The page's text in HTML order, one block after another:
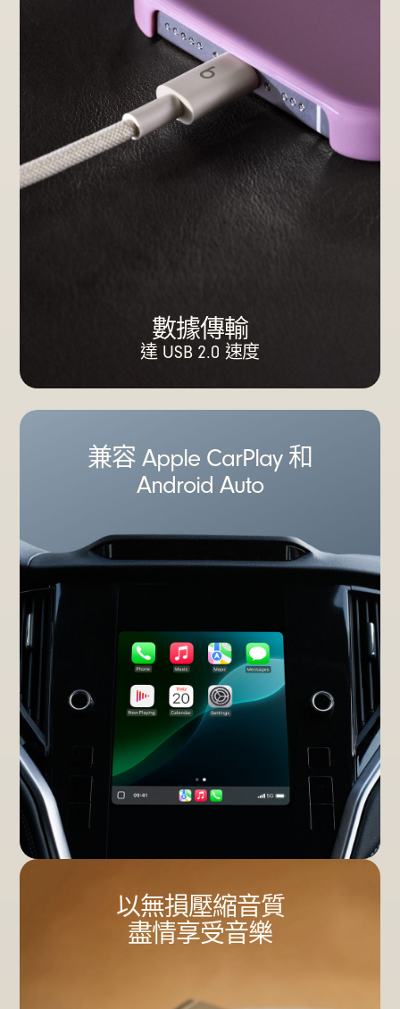
數據傳輸
達 USB 2.0 速度
兼容 Apple CarPlay 和
Android Auto
以無損壓縮音質
盡情享受音樂